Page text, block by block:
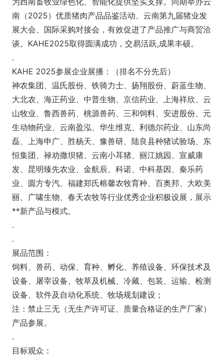
南（2025）优质猪肉产品品鉴活动、云南第九届猪业发
展大会、国际采购对接会，有效促进了产品推广与商贸洽
谈。KAHE2025取得圆满成功，交易活跃,成果丰硕。
.
KAHE 2025参展企业展播：（排名不分先后）
神农集团、温氏股份、铁骑力士、扬翔股份、蔚蓝生物、
大北农、海正药业、中普生物、京信药业、上海祥欣、云
山牧业、鲁西兽药、桃源兽药、三和饲料、安进股份、元
生动物药业、云南盈泓、华生维克、利德尔药业、山东尚
磊、上海申广、胜杨天、豫兽研、陆良县种猪试验场、东
恒集团、禄劝撒坝猪、云南小耳猪、丽江姚园、宣威康
发、昆明臻先农业、金航辰、科诺、中科基因、秦乐药
业、圆方专汽、福建郑氏榕馨农牧育种、百奥邦、大欧美
丽、广啸生物、春天农牧等行业优秀企业积极设展，展示
**新产品与模式。
.
.
展品范围：
饲料、兽药、动保、育种、孵化、养殖设备、环保技术及
设备、屠宰设备、牧草及机械、冷藏、包装、运输、检测
设备、软件及自动化系统、牧场规划建设；
注：禁止三无（无生产许可证、质量合格证的生产厂家）
产品参展。
.
目标观众：